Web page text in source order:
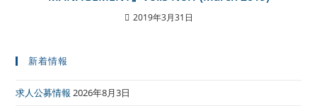
2019年3月31日
新着情報
求人公募情報 2026年8月3日